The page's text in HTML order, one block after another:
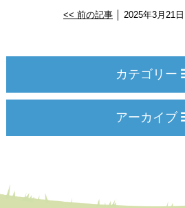
<< 前の記事│ 2025年3月21日
カテゴリー
アーカイブ